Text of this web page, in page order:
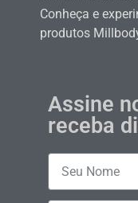
Conheça e
produtos
Assine
receba